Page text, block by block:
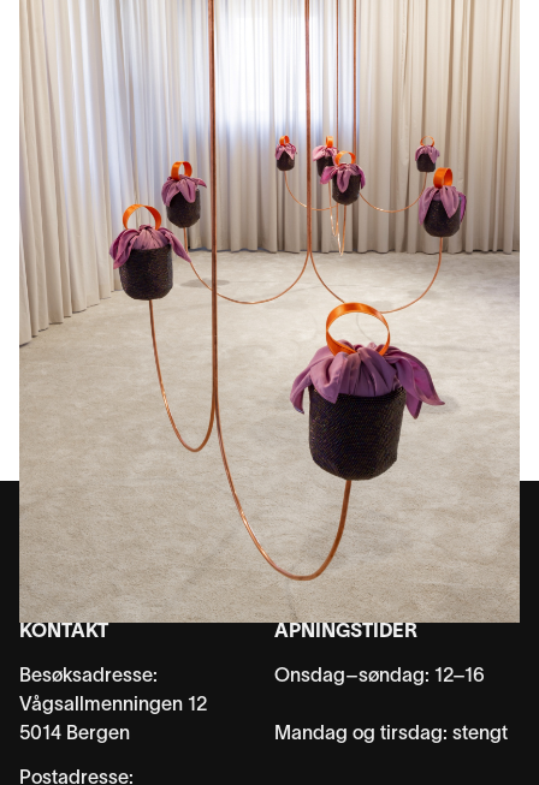
KONTAKT
Besøksadresse:
Vågsallmenningen 12
5014 Bergen
Postadresse:
ÅPNINGSTIDER
Onsdag–søndag: 12–16
Mandag og tirsdag: stengt